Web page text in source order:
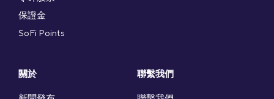
保證金
SoFi Points
關於 聯繫我們